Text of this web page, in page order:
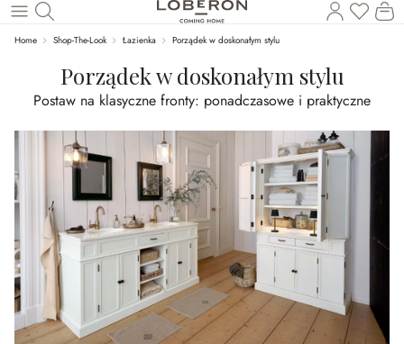
Wróć do wątku głównego
Masz
Home Shop-The-Look Łazienka Porządek w doskonałym stylu
Porządek w doskonałym stylu
Postaw na klasyczne fronty: ponadczasowe i praktyczne